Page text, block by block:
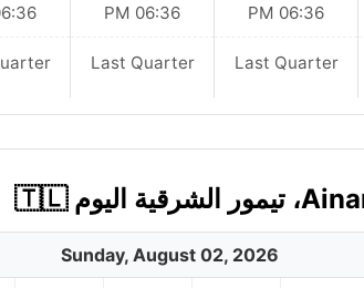
06:36 PM
Last Quarter
06:36 PM
Last Quarter
PM
Sunday, August 02, 2026